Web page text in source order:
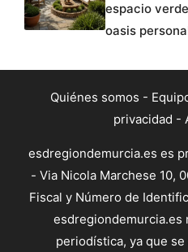
espacio
oasis
Quiénes somos -
privacidad -
esdregiondemurcia.es es
- Via Nicola Marchese 10,
Fiscal y Número de
esdregiondemurcia.es
periodística, ya que